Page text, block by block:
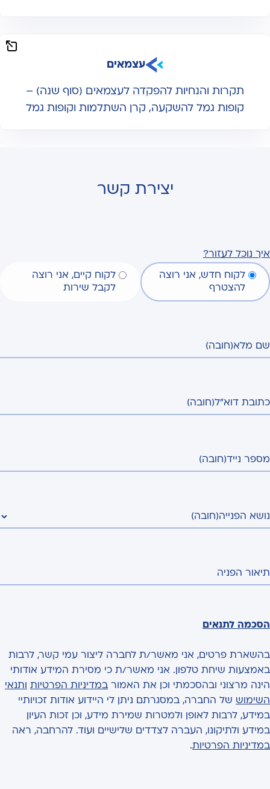
עצמאים
תקרות והנחיות להפקדה לעצמאים (סוף שנה) –
קופות גמל להשקעה, קרן השתלמות וקופות גמל
יצירת קשר
איך נוכל לעזור?
לקוח חדש, אני רוצה
להצטרף
לקוח קיים, אני רוצה
לקבל שירות
שם מלא(חובה)
כתובת דוא"ל(חובה)
מספר נייד(חובה)
נושא הפנייה(חובה)
תיאור הפניה
הסכמה לתנאים
בהשארת פרטים, אני מאשר/ת לחברה ליצור עמי קשר, לרבות
באמצעות שיחת טלפון. אני מאשר/ת כי מסירת המידע אודותי
הינה מרצוני ובהסכמתי וכן את האמור במדיניות הפרטיות ותנאי
השימוש של החברה, במסגרתם ניתן לי היידוע אודות זכויותיי
במידע, לרבות לאופן ולמטרות שמירת מידע, וכן זכות העיון
במידע ולתיקונו, העברה לצדדים שלישיים ועוד. להרחבה, ראה
במדיניות הפרטיות.